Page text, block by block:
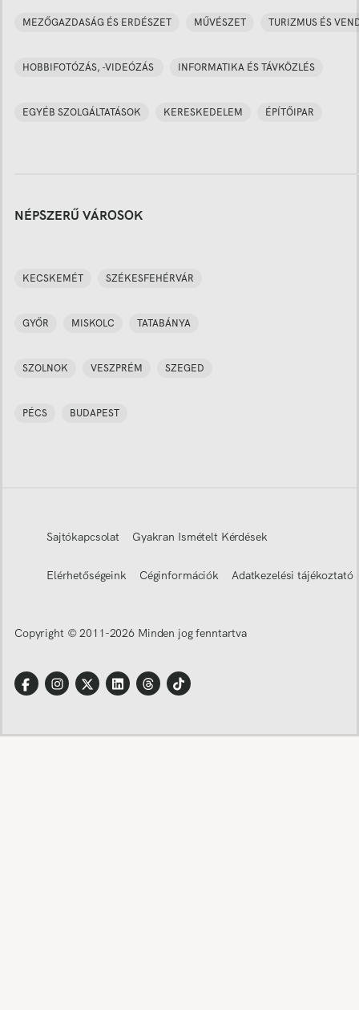
MEZŐGAZDASÁG ÉS ERDÉSZET MŰVÉSZET TURIZMUS ÉS
HOBBIFOTÓZÁS, -VIDEÓZÁS INFORMATIKA ÉS TÁVKÖZLÉS
EGYÉB SZOLGÁLTATÁSOK KERESKEDELEM ÉPÍTŐIPAR
NÉPSZERŰ VÁROSOK
KECSKEMÉT SZÉKESFEHÉRVÁR
GYŐR MISKOLC TATABÁNYA
SZOLNOK VESZPRÉM SZEGED
PÉCS BUDAPEST
Sajtókapcsolat Gyakran Ismételt Kérdések
Elérhetőségeink Céginformációk Adatkezelési tájékoztató
Copyright © 2011-2026 Minden jog fenntartva